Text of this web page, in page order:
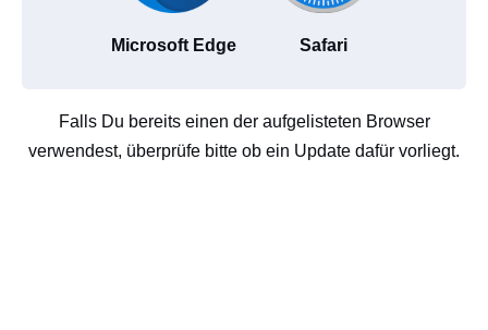
Microsoft Edge Safari
Falls Du bereits einen der aufgelisteten Browser
verwendest, überprüfe bitte ob ein Update dafür vorliegt.